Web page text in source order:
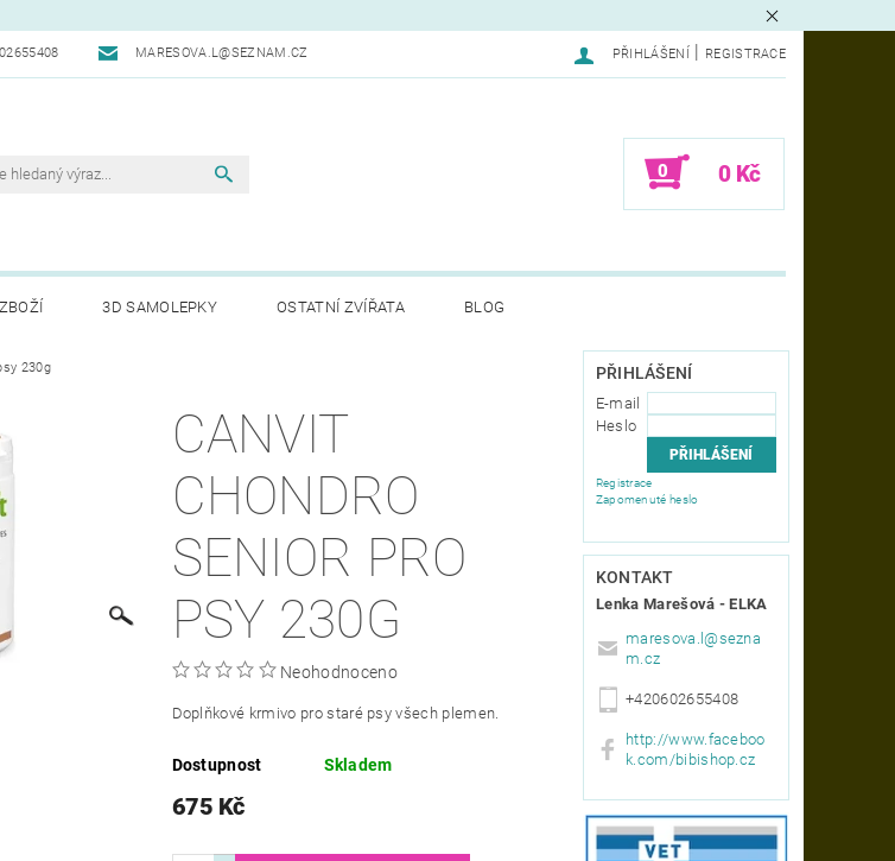
MARESOVA.L@SEZNAM.CZ PŘIHLÁŠENÍ REGISTRACE
0 0 Kč
3D SAMOLEPKY OSTATNÍ ZVÍŘATA BLOG
NAPIŠTE NÁM
230g
CANVIT
CHONDRO
SENIOR PRO
PSY 230G
Neohodnoceno
Doplňkové krmivo pro staré psy všech plemen.
Dostupnost Skladem
675 Kč
PŘIHLÁŠENÍ
E-mail
Heslo
Registrace
Zapomenuté heslo
KONTAKT
Lenka Marešová - ELKA
maresova.l@sezna
m.cz
+420602655408
http://www.faceboo
k.com/bibishop.cz